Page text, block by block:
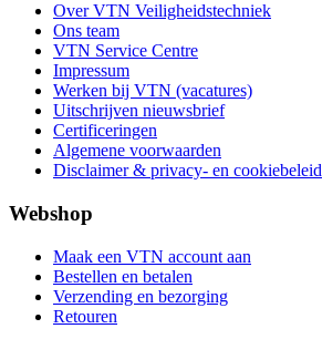
Over VTN Veiligheidstechniek
Ons team
VTN Service Centre
Impressum
Werken bij VTN (vacatures)
Uitschrijven nieuwsbrief
Certificeringen
Algemene voorwaarden
Disclaimer & privacy- en cookiebeleid
Webshop
Maak een VTN account aan
Bestellen en betalen
Verzending en bezorging
Retouren